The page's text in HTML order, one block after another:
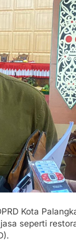
Kota
seperti